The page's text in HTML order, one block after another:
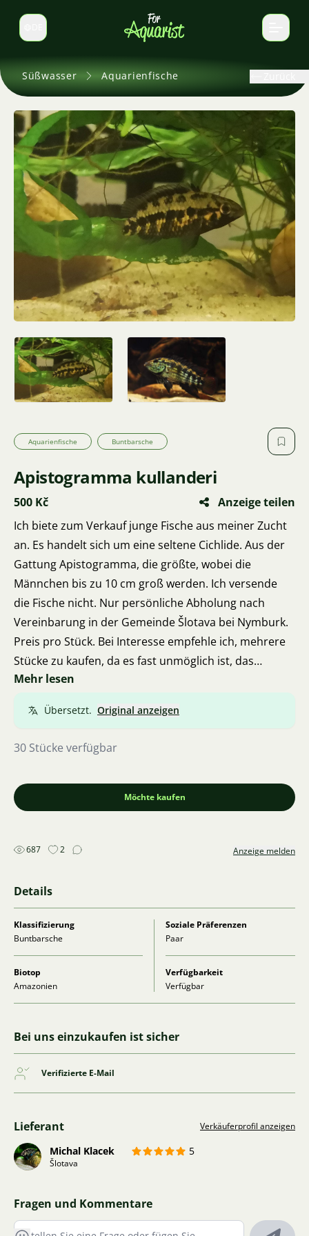
Sprache wechseln
Süßwasser Aquarienfische
Aquarienfische Buntbarsche
Apistogramma kullanderi
500 Kč
Anzeige teilen
Ich biete zum Verkauf junge Fische aus meiner Zucht
an. Es handelt sich um eine seltene Cichlide. Aus der
Gattung Apistogramma, die größte, wobei die
Männchen bis zu 10 cm groß werden. Ich versende
die Fische nicht. Nur persönliche Abholung nach
Vereinbarung in der Gemeinde Šlotava bei Nymburk.
Preis pro Stück. Bei Interesse empfehle ich, mehrere
Stücke zu kaufen, da es fast unmöglich ist, das
Geschlecht im jungen Alter zu bestimmen. Bei
CZK.
Mehr lesen
Übersetzt. Original anzeigen
30 Stücke verfügbar
Möchte kaufen
687 2 Anzeige melden
Details
Klassifizierung
Buntbarsche
Soziale Präferenzen
Paar
Biotop
Amazonien
Verfügbarkeit
Verfügbar
Bei uns einzukaufen ist sicher
Verifizierte E-Mail
Lieferant Verkäuferprofil anzeigen
Michal Klacek 5
Šlotava
Fragen und Kommentare